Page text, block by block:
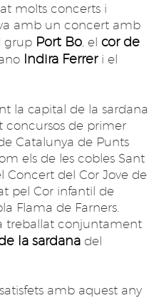
molts concerts i
amb un concert amb
grup Port Bo , el cor de
Indira Ferrer i el
la capital de la
concursos de primer
Catalunya de Punts
els de les cobles Sant
Concert del Cor Jove de
pel Cor infantil de
Flama de Farners.
treballat conjuntament
la sardana del
amb aquest any